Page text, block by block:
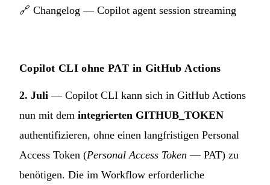
🔗 Changelog — Copilot agent session streaming
Copilot CLI ohne PAT in GitHub Actions
2. Juli — Copilot CLI kann sich in GitHub Actions
nun mit dem integrierten GITHUB_TOKEN
authentifizieren, ohne einen langfristigen Personal
Access Token (Personal Access Token — PAT) zu
benötigen. Die im Workflow erforderliche